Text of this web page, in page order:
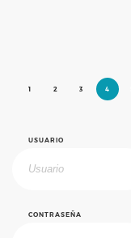
1 2 3 4
USUARIO
CONTRASEÑA